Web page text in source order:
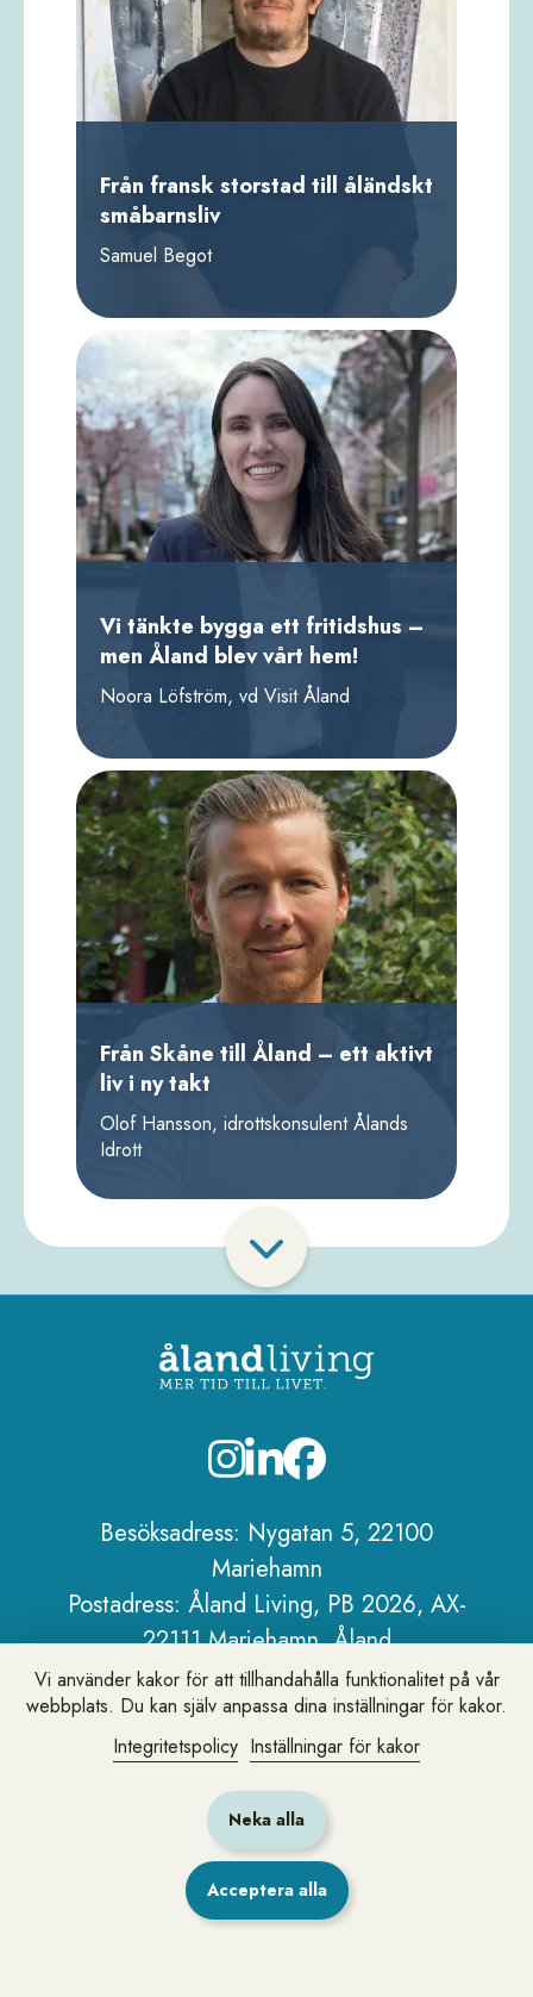
Från fransk storstad till åländskt
småbarnsliv
Samuel Begot
Vi tänkte bygga ett fritidshus –
men Åland blev vårt hem!
Noora Löfström, vd Visit Åland
Från Skåne till Åland – ett aktivt
liv i ny takt
Olof Hansson, idrottskonsulent Ålands
Idrott
Visa
fler
porträtt
Besöksadress: Nygatan 5, 22100
Mariehamn
Postadress: Åland Living, PB 2026, AX-
22111 Mariehamn, Åland
Telefon:+358 18 25 101
E-post:info@alandliving.ax
Om Åland Living
Personuppgiftspolicy
Om webbplatsen
Lämna synpunkter eller fråga oss
Vi använder kakor för att tillhandahålla funktionalitet på vår
webbplats. Du kan själv anpassa dina inställningar för kakor.
Integritetspolicy Inställningar för kakor
Neka alla
Acceptera alla